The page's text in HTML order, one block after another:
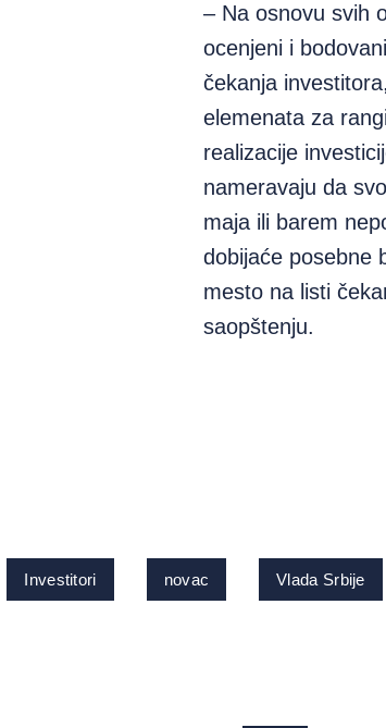
– Na osnovu svih
ocenjeni i
čekanja
elemenata za
realizacije
nameravaju da
maja ili barem
dobijaće posebne
mesto na listi
saopštenju.
Investitori novac Vlada Srbije